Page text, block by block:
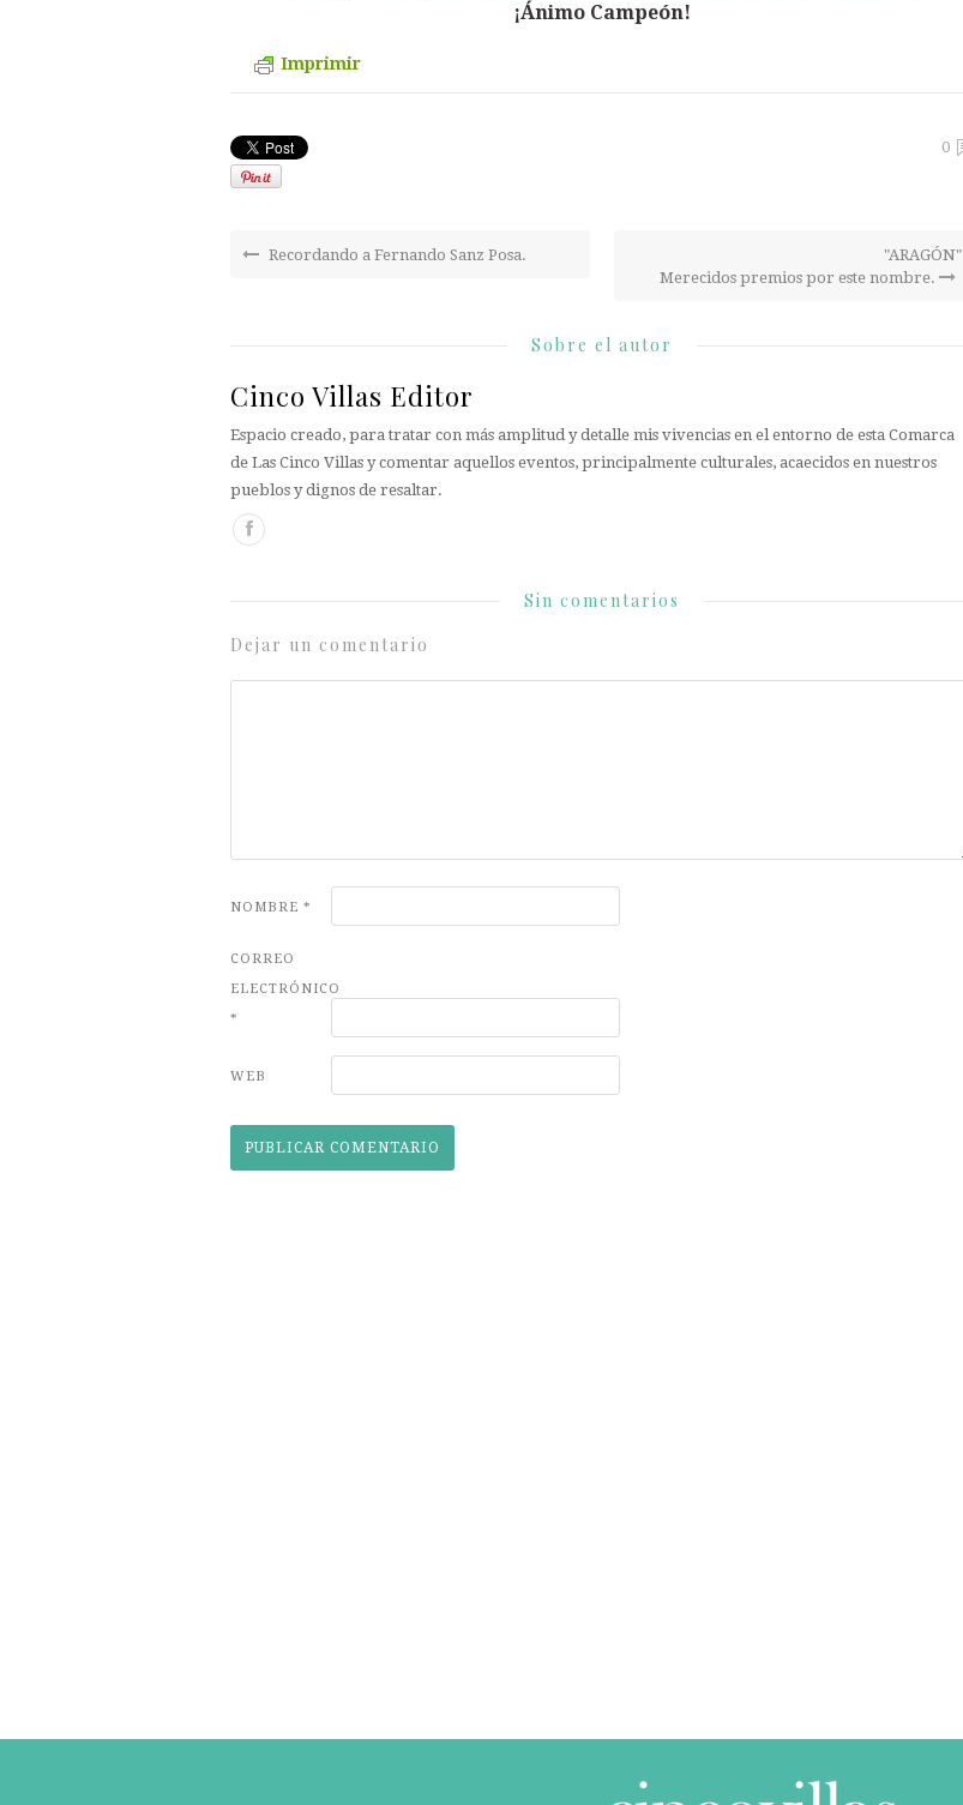
¡Ánimo Campeón!
Imprimir
0
Recordando a Fernando Sanz Posa.
"ARAGÓN"
Merecidos premios por este nombre.
Sobre el autor
Cinco Villas Editor
Espacio creado, para tratar con más amplitud y detalle mis vivencias en el entorno de esta Comarca
de Las Cinco Villas y comentar aquellos eventos, principalmente culturales, acaecidos en nuestros
pueblos y dignos de resaltar.
Sin comentarios
Dejar un comentario
NOMBRE *
CORREO
ELECTRÓNICO
*
WEB